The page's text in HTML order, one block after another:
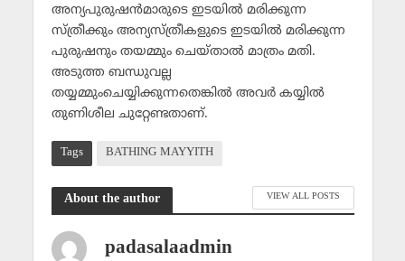
അന്യപുരുഷന്‍മാരുടെ ഇടയില്‍ മരിക്കുന്ന
സ്ത്രീക്കും അന്യസ്ത്രീകളുടെ ഇടയില്‍ മരിക്കുന്ന
പുരുഷനും തയമ്മും ചെയ്താല്‍ മാത്രം മതി.
അടുത്ത ബന്ധുവല്ല
തയ്യമ്മുംചെയ്യിക്കുന്നതെങ്കില്‍ അവര്‍ കയ്യില്‍
തുണിശീല ചുറ്റേണ്ടതാണ്.
Tags BATHING MAYYITH
About the author VIEW ALL POSTS
padasalaadmin